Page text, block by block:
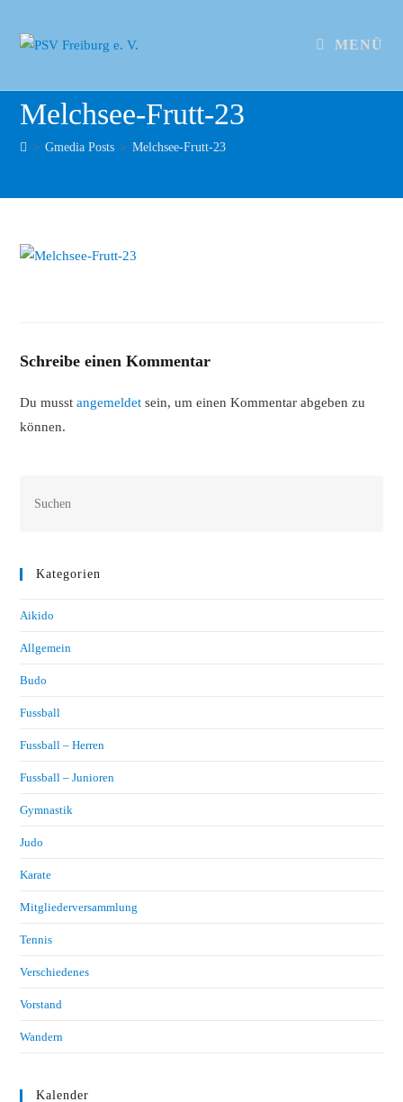
MENÜ
Melchsee-Frutt-23
> Gmedia Posts > Melchsee-Frutt-23
Schreibe einen Kommentar
Du musstangemeldet sein, um einen Kommentar abgeben zu
können.
Kategorien
Aikido
Allgemein
Budo
Fussball
Fussball – Herren
Fussball – Junioren
Gymnastik
Judo
Karate
Mitgliederversammlung
Tennis
Verschiedenes
Vorstand
Wandern
Kalender